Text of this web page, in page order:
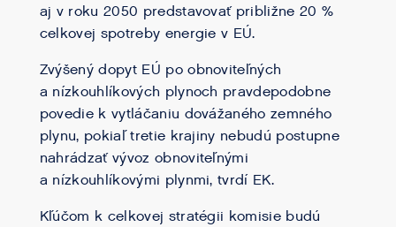
aj v roku 2050 predstavovať približne 20 %
celkovej spotreby energie v EÚ.
Zvýšený dopyt EÚ po obnoviteľných
a nízkouhlíkových plynoch pravdepodobne
povedie k vytláčaniu dovážaného zemného
plynu, pokiaľ tretie krajiny nebudú postupne
nahrádzať vývoz obnoviteľnými
a nízkouhlíkovými plynmi, tvrdí EK.
Kľúčom k celkovej stratégii komisie budú